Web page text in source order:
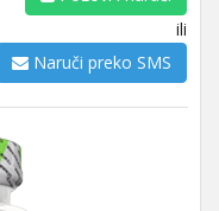
ili
Naruči preko SMS